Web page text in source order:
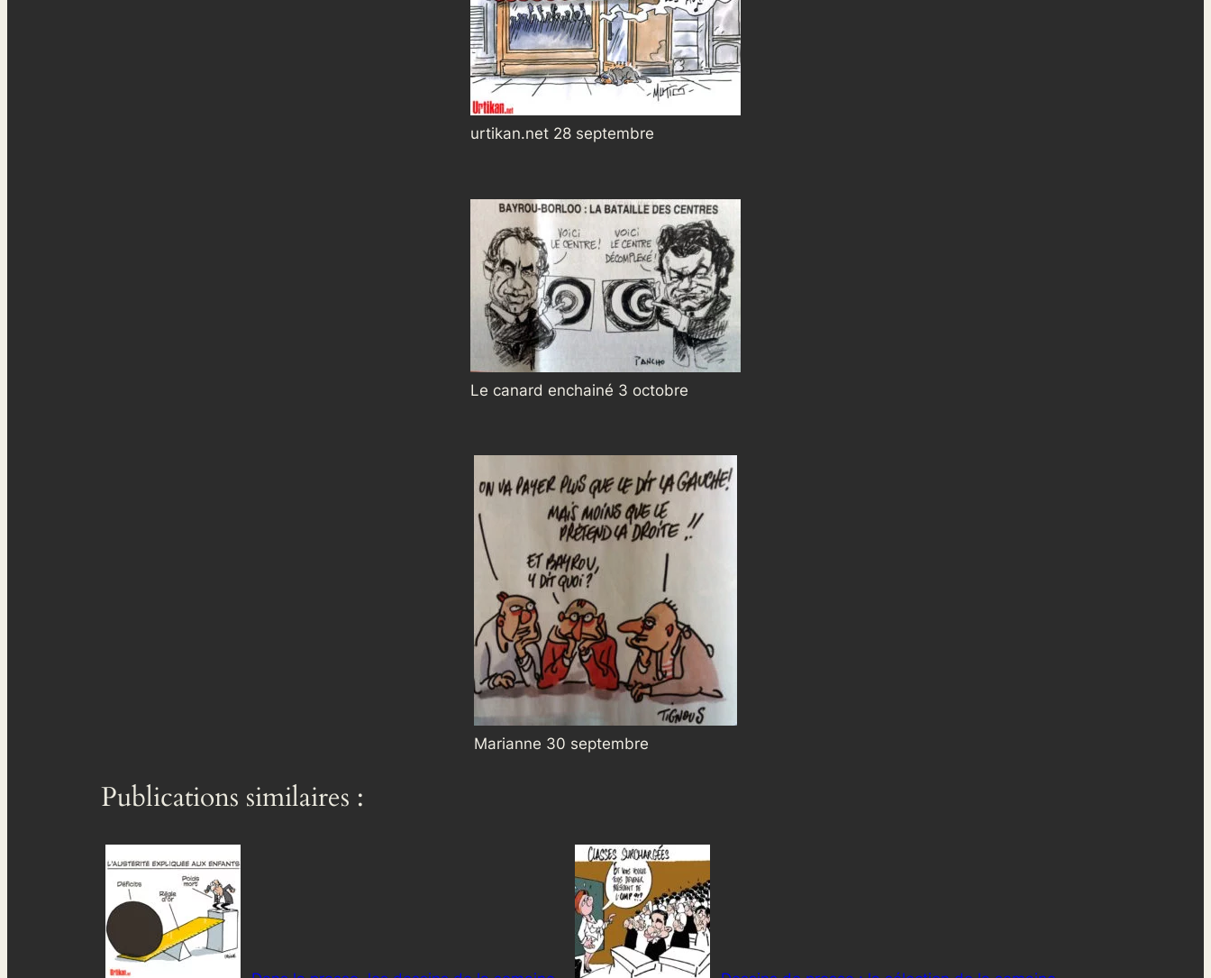
urtikan.net 28 septembre
Le canard enchainé 3 octobre
Marianne 30 septembre
Publications similaires :